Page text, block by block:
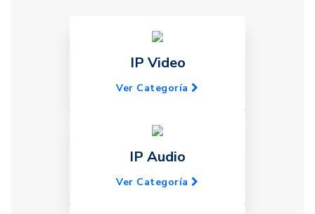
IP Video
Ver Categoría
IP Audio
Ver Categoría